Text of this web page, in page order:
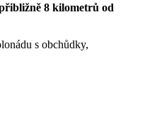
8 kilometrů od
s obchůdky,